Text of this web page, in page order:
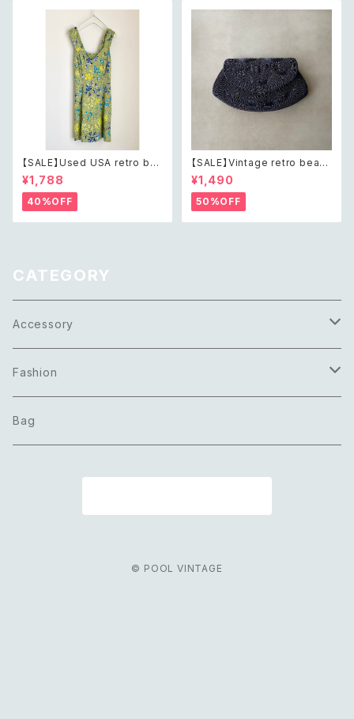
【SALE】Used USA retro bot
anical flower salopette sh
ort pants レトロ アメリカ ユー
ズド 古着 ライトグリーン ボタニ
カル フラワー サロペット ショー
トパンツ
¥1,788
40%OFF
【SALE】Vintage retro bead
s embroidery navy blue po
uch レトロ ヴィンテージ ホワイ
ト ビーズ刺繍 ネイビー 紺色 ポ
ーチ
¥1,490
50%OFF
CATEGORY
Accessory
Necklace
Pierce
Fashion
Tops
Bag
© POOL VINTAGE